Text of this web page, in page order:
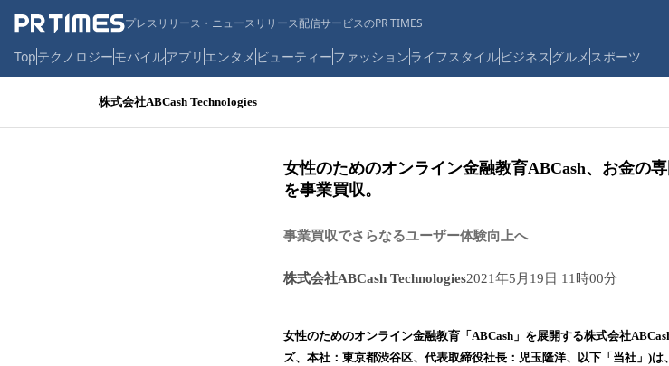
プレスリリース・ニュースリリース配信サービスのPR TIMES
Topテクノロジーモバイルアプリ エンタメ ビューティーファッションライフスタイルビジネス グルメ スポーツ
株式会社ABCash Technologies
女性のためのオンライン金融教育ABCash、お金の
を事業買収。
事業買収でさらなるユーザー体験向上へ
株式会社ABCash Technologies2021年5月19日 11時00分
女性のためのオンライン金融教育「ABCash」を展開する株式会社
ズ、本社：東京都渋谷区、代表取締役社長：児玉隆洋、以下「当社」)